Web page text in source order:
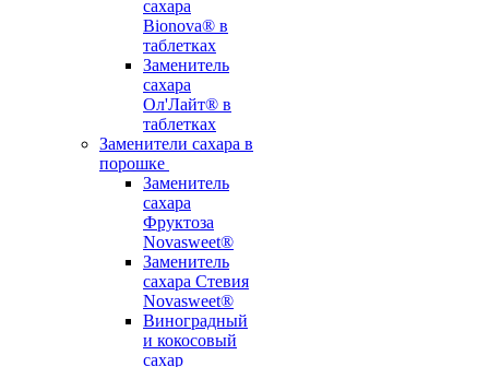
сахара
Bionova® в
таблетках
Заменитель
сахара
Ол'Лайт® в
таблетках
Заменители сахара в
порошке
Заменитель
сахара
Фруктоза
Novasweet®
Заменитель
сахара Стевия
Novasweet®
Виноградный
и кокосовый
сахар